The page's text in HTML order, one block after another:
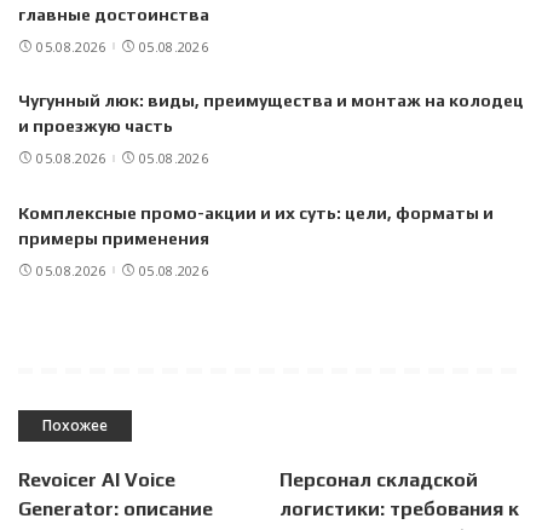
главные достоинства
05.08.2026 05.08.2026
Чугунный люк: виды, преимущества и монтаж на колодец
и проезжую часть
05.08.2026 05.08.2026
Комплексные промо-акции и их суть: цели, форматы и
примеры применения
05.08.2026 05.08.2026
Похожее
Revoicer AI Voice
Generator: описание
Персонал складской
логистики: требования к